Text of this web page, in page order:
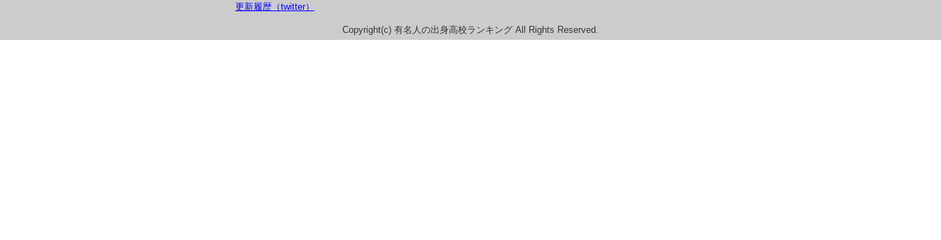
更新履歴（twitter）
Copyright(c) 有名人の出身高校ランキング All Rights Reserved.